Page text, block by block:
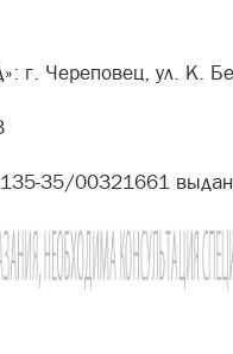
г. Череповец, ул. К.
35/00321661